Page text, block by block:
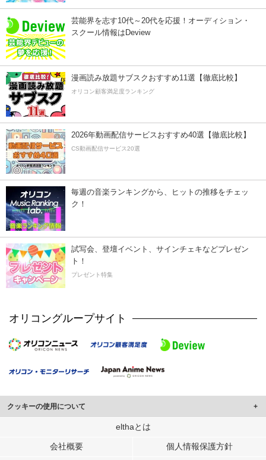
芸能界を志す10代～20代を応援！オーディション・
スクール情報はDeview
漫画読み放題サブスクおすすめ11選【徹底比較】
オリコン顧客満足度ランキング
2026年動画配信サービスおすすめ40選【徹底比較】
CS動画配信サービス20選
毎週の音楽ランキングから、ヒットの推移をチェッ
ク！
試写会、登壇イベント、サインチェキなどプレゼン
ト！
プレゼント特集
オリコングループサイト
クッキーの使用について
このサイトでは Cookie を使用して、ユーザーに合わせたコンテンツや広告の
行っています。
elthaとは
会社概要 個人情報保護方針